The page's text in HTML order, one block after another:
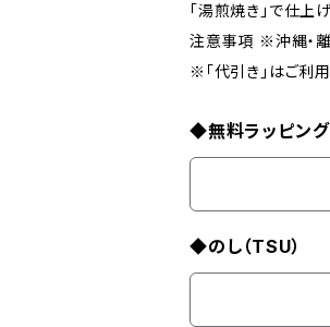
「湯煎焼き」で仕上
注意事項 ※沖縄・離
※「代引き」はご利
◆無料ラッピング
◆のし（TSU）